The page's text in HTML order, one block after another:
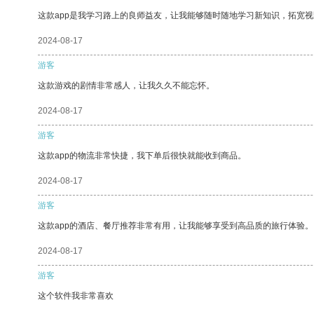
这款app是我学习路上的良师益友，让我能够随时随地学习新知识，拓宽
2024-08-17
游客
这款游戏的剧情非常感人，让我久久不能忘怀。
2024-08-17
游客
这款app的物流非常快捷，我下单后很快就能收到商品。
2024-08-17
游客
这款app的酒店、餐厅推荐非常有用，让我能够享受到高品质的旅行体验。
2024-08-17
游客
这个软件我非常喜欢